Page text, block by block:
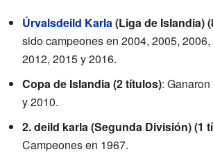
Úrvalsdeild Karla(Liga de Islandia)
sido campeones en 2004, 2005,
2012, 2015 y 2016.
Copa de Islandia (2 títulos):
y 2010.
2. deild karla (Segunda División) (1
Campeones en 1967.